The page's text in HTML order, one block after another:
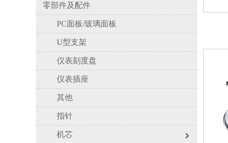
零部件及配件
PC面板/玻璃面板
U型支架
仪表刻度盘
仪表插座
其他
指针
机芯